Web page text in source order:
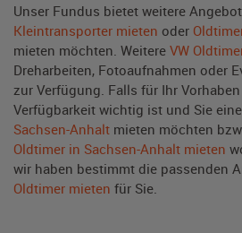
Unser Fundus bietet weitere
Kleintransporter mieten oder
mieten möchten. Weitere VW
Dreharbeiten, Fotoaufnahmen oder
zur Verfügung. Falls für Ihr
Verfügbarkeit wichtig ist und Sie
Sachsen-Anhalt mieten möchten
Oldtimer in Sachsen-Anhalt mieten
wir haben bestimmt die passenden
Oldtimer mieten für Sie.